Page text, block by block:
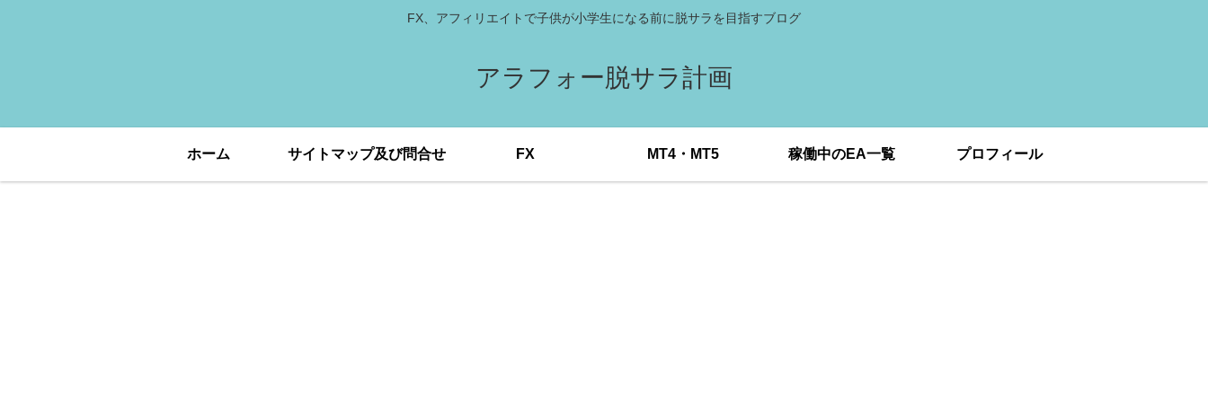
FX、アフィリエイトで子供が小学生になる前に脱サラを目指すブログ
アラフォー脱サラ計画
ホーム サイトマップ及び問合せ FX MT4・MT5 稼働中のEA一覧 プロフィール